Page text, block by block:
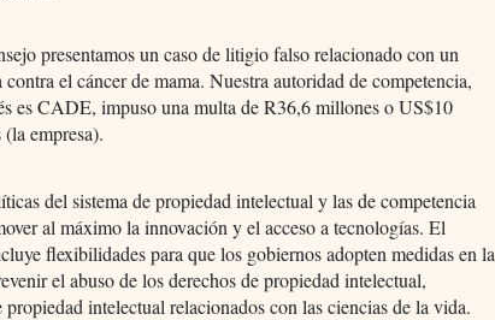
presentamos un caso de litigio falso relacionado con un
el cáncer de mama. Nuestra autoridad de competencia,
es CADE, impuso una multa de R36,6 millones o US$10
empresa).
del sistema de propiedad intelectual y las de competencia
al máximo la innovación y el acceso a tecnologías. El
flexibilidades para que los gobiernos adopten medidas en la
el abuso de los derechos de propiedad intelectual,
intelectual relacionados con las ciencias de la vida.